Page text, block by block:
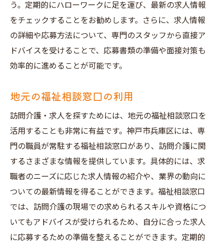
求人応募後のフォローアップ
神戸市兵庫区で訪問介護求人を見つけた後の次
のステップ
新しい職場での初日の過ごし方
新しい環境に慣れるためのヒント
同僚との関係を築く方法
キャリアパスを計画する
訪問介護求人を探して神戸市兵庫区で新しいキ
ャリアを始めよう
訪問介護のキャリアの魅力
神戸市兵庫区で働くメリット
訪問介護の仕事のやりがい
う。定期的にハローワークに足を運び、最新の求人情報
をチェックすることをお勧めします。さらに、求人情報
の詳細や応募方法について、専門のスタッフから直接ア
ドバイスを受けることで、応募書類の準備や面接対策も
効率的に進めることが可能です。
地元の福祉相談窓口の利用
訪問介護・求人を探すためには、地元の福祉相談窓口を
活用することも非常に有益です。神戸市兵庫区には、専
門の職員が常駐する福祉相談窓口があり、訪問介護に関
するさまざまな情報を提供しています。具体的には、求
職者のニーズに応じた求人情報の紹介や、業界の動向に
ついての最新情報を得ることができます。福祉相談窓口
では、訪問介護の現場での求められるスキルや資格につ
いてもアドバイスが受けられるため、自分に合った求人
に応募するための準備を整えることができます。定期的